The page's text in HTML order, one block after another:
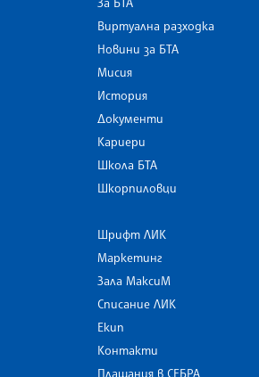
Виртуална разходка
Новини за БТА
Мисия
История
Документи
Кариери
Школа БТА
Шкорпиловци
Шрифт ЛИК
Маркетинг
Зала МаксиМ
Списание ЛИК
Екип
Контакти
Плащания в СЕБРА